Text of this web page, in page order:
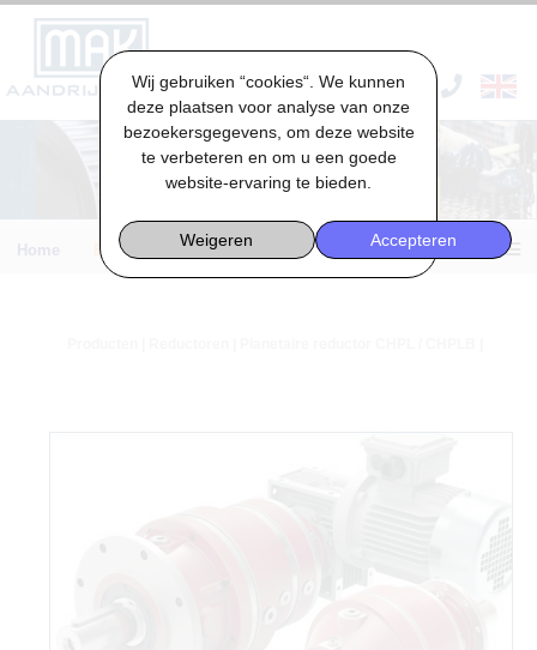
Wij gebruiken “cookies“. We kunnen
deze plaatsen voor analyse van onze
bezoekersgegevens, om deze website
te verbeteren en om u een goede
website-ervaring te bieden.
Weigeren Accepteren
VACATURES & STAGES
Engineering